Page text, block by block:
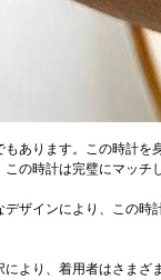
あります。この時計
の時計は完璧にマッチ
ザインにより、この
より、着用者はさま